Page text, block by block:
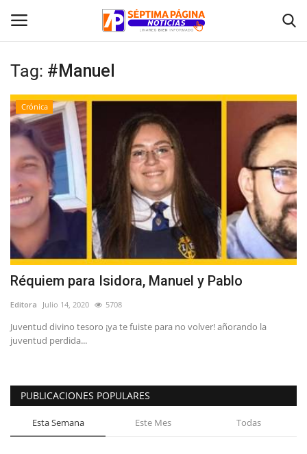
Inicio
Crónica
Policial
Tribunales
Deporte
Política
Espectáculos
Tag: #Manuel
Crónica
Réquiem para Isidora, Manuel y Pablo
Editora Julio 14, 2020 5708
Juventud divino tesoro ¡ya te fuiste para no volver! añorando la
juventud perdida...
PUBLICACIONES POPULARES
Esta Semana Este Mes Todas